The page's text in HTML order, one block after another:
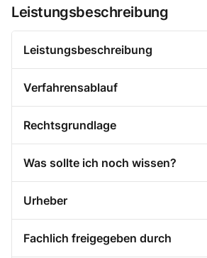
Leistungsbeschreibung
Leistungsbeschreibung
Verfahrensablauf
Rechtsgrundlage
Was sollte ich noch wissen?
Urheber
Fachlich freigegeben durch